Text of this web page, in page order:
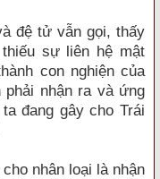
đệ tử vẫn gọi, thấy
sự liên hệ mật
con nghiện của
phải nhận ra và ứng
đang gây cho Trái
nhân loại là nhận